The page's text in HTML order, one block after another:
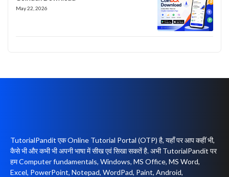
May 22, 2026
TutorialPandit एक Online Tutorial Portal (OTP) है, यहाँ पर आप कहीं भी,
कैसे भी और कभी भी अपनी भाषा में सीख एवं सिखा सकतें है. अभी TutorialPandit पर
हम Computer fundamentals, Windows, MS Office, MS Word,
Excel, PowerPoint, Notepad, WordPad, Paint, Android,